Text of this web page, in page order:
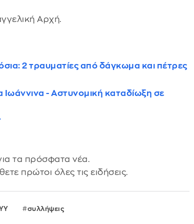
Αρχή.
2 τραυματίες από δάγκωμα και πέτρες
- Αστυνομική καταδίωξη σε
τα πρόσφατα νέα.
πρώτοι όλες τις ειδήσεις.
συλλήψεις